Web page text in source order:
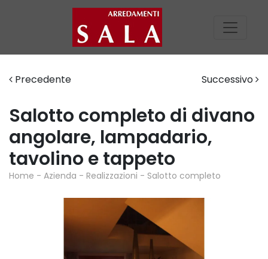
Precedente Successivo
Salotto completo di divano
angolare, lampadario,
tavolino e tappeto
Home - Azienda - Realizzazioni - Salotto completo